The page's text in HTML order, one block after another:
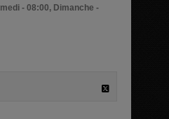
- 08:00, Dimanche -